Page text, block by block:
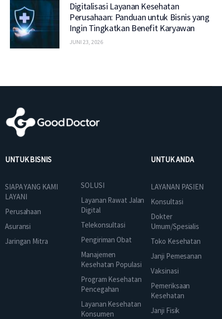
Digitalisasi Layanan Kesehatan
Perusahaan: Panduan untuk Bisnis yang
Ingin Tingkatkan Benefit Karyawan
JUNI 23, 2026
UNTUK BISNIS
SIAPA YANG KAMI
LAYANI
Perusahaan
Asuransi
Jaringan Mitra
SOLUSI
Layanan Rawat Jalan
Digital
Telekonsultasi
Pengiriman Obat
Manajemen
Kesehatan Populasi
Program Kesehatan
Pencegahan
Layanan Kesehatan
Konsumen
UNTUK ANDA
LAYANAN PASIEN
Konsultasi
Dokter
Umum/Spesialis
Toko Kesehatan
Janji Pemesanan
Vaksinasi
Pemeriksaan
Kesehatan
Janji Fisik